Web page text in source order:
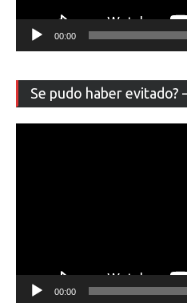
00:00
Se pudo haber evitado?
00:00